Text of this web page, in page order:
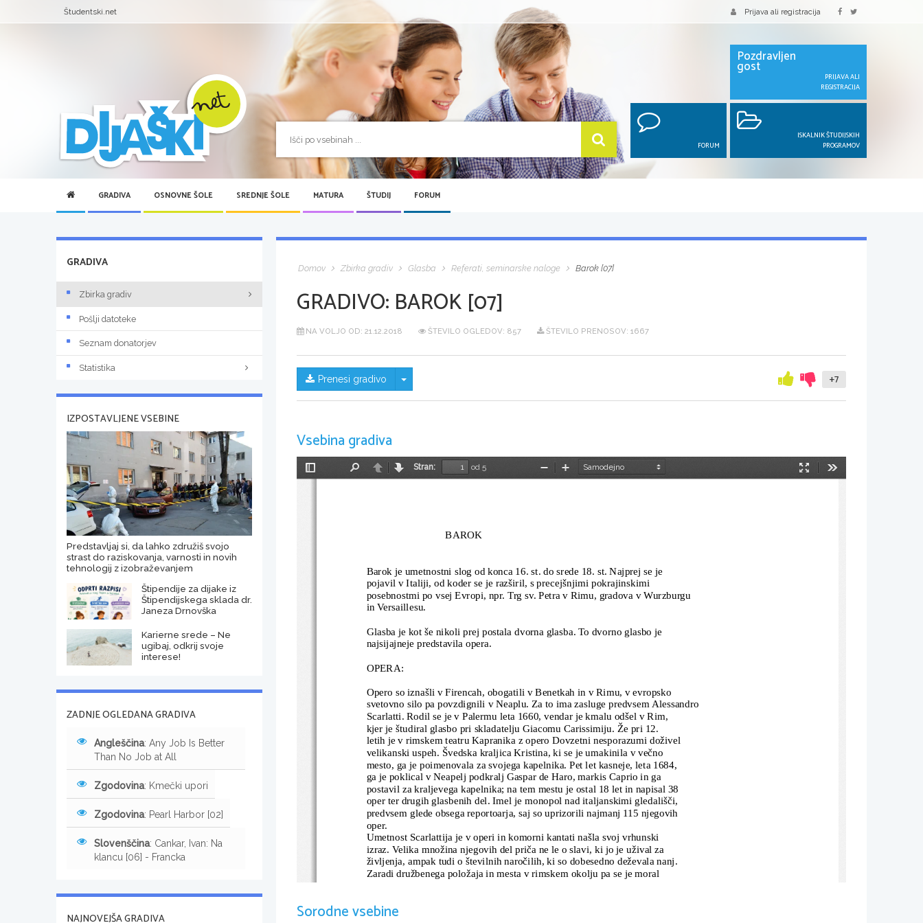
Študentski.net Prijava ali registracija
Pozdravljen
gost
PRIJAVA ALI
REGISTRACIJA
FORUM
ISKALNIK ŠTUDIJSKIH
PROGRAMOV
GRADIVA OSNOVNE ŠOLE SREDNJE ŠOLE MATURA ŠTUDIJ FORUM
Domov Zbirka gradiv Glasba Referati, seminarske naloge Barok [07]
GRADIVO: BAROK [07]
NA VOLJO OD: 21.12.2018 ŠTEVILO OGLEDOV: 857 ŠTEVILO PRENOSOV: 1667
Prenesi gradivo Skrij/prikaži meni +7
Vsebina gradiva
Preklopi
NazajNaprej
Stran:
od 5
Način
PomanjšajPovečaj
                              BAROK
Barok je umetnostni slog od konca 16. st. do srede 18. st. Najprej se je
pojavil v Italiji, od koder se je razširil, s precejšnjimi pokrajinskimi
posebnostmi po vsej Evropi, npr. Trg sv. Petra v Rimu, gradova v Wurzburgu
in Versaillesu.
Glasba je kot še nikoli prej postala dvorna glasba. To dvorno glasbo je
najsijajneje predstavila opera.
OPERA:
Opero so iznašli v Firencah, obogatili v Benetkah in v Rimu, v evropsko
svetovno silo pa povzdignili v Neaplu. Za to ima zasluge predvsem Alessandro
Scarlatti. Rodil se je v Palermu leta 1660, vendar je kmalu odšel v Rim,
kjer je študiral glasbo pri skladatelju Giacomu Carissimiju. Že pri 12.
letih je v rimskem teatru Kapranika z opero Dovzetni nesporazumi doživel
velikanski uspeh. Švedska kraljica Kristina, ki se je umakinila v večno
mesto, ga je poimenovala za svojega kapelnika. Pet let kasneje, leta 1684,
ga je poklical v Neapelj podkralj Gaspar de Haro, markis Caprio in ga
postavil za kraljevega kapelnika; na tem mestu je ostal 18 let in napisal 38
oper ter drugih glasbenih del. Imel je monopol nad italjanskimi gledališči,
predvsem glede obsega reportoarja, saj so uprizorili najmanj 115 njegovih
oper.
Umetnost Scarlattija je v operi in komorni kantati našla svoj vrhunski
izraz. Velika množina njegovih del priča ne le o slavi, ki jo je užival za
življenja, ampak tudi o številnih naročilih, ki so dobesedno deževala nanj.
Zaradi družbenega položaja in mesta v rimskem okolju pa se je moral
slog, ki ga je Scarlatti sam opisal kot 'palestrinski slog'.
Sorodne vsebine
GRADIVA
Zbirka gradiv
Pošlji datoteke
Seznam donatorjev
Statistika
IZPOSTAVLJENE VSEBINE
Predstavljaj si, da lahko združiš svojo
strast do raziskovanja, varnosti in novih
tehnologij z izobraževanjem
Štipendije za dijake iz
Štipendijskega sklada dr.
Janeza Drnovška
Karierne srede – Ne
ugibaj, odkrij svoje
interese!
ZADNJE OGLEDANA GRADIVA
Angleščina: Any Job Is Better
Than No Job at All
Zgodovina: Kmečki upori
Zgodovina: Pearl Harbor [02]
Slovenščina: Cankar, Ivan: Na
klancu [06] - Francka
NAJNOVEJŠA GRADIVA